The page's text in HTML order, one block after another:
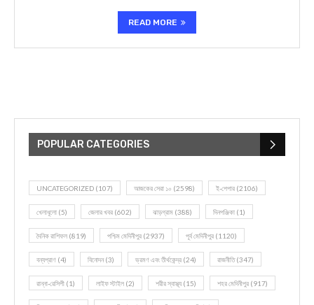
READ MORE
POPULAR CATEGORIES
UNCATEGORIZED (107) আজকের সেরা ১০ (2598) ই-পেপার (2106)
খেলাধূলো (5) জেলার খবর (602) ঝাড়গ্রাম (388) দিনপঞ্জিকা (1)
দৈনিক রাশিফল (819) পশ্চিম মেদিনীপুর (2937) পূর্ব মেদিনীপুর (1120)
বন্যপ্রাণ (4) বিনোদন(3) ভ্রমণ এবং তীর্থকেন্দ্র (24) রাজনীতি(347)
রান্না-রেসিপী (1) লাইফ স্টাইল (2) শরীর স্বাস্থ্য (15) শহর মেদিনীপুর (917)